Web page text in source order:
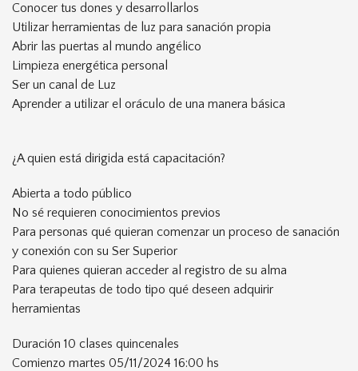
Conocer tus dones y desarrollarlos
Utilizar herramientas de luz para sanación propia
Abrir las puertas al mundo angélico
Limpieza energética personal
Ser un canal de Luz
Aprender a utilizar el oráculo de una manera básica
¿A quien está dirigida está capacitación?
Abierta a todo público
No sé requieren conocimientos previos
Para personas qué quieran comenzar un proceso de sanación
y conexión con su Ser Superior
Para quienes quieran acceder al registro de su alma
Para terapeutas de todo tipo qué deseen adquirir
herramientas
Duración 10 clases quincenales
Comienzo martes 05/11/2024 16:00 hs